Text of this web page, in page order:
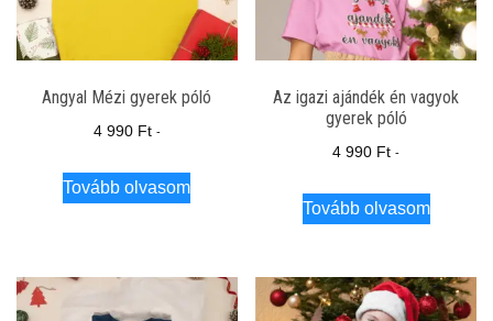
Angyal Mézi gyerek póló
4 990 Ft -
Tovább olvasom
Az igazi ajándék én vagyok
gyerek póló
4 990 Ft -
Tovább olvasom